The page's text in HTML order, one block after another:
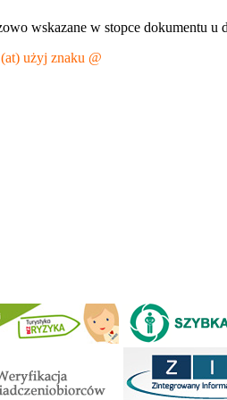
wskazane w stopce dokumentu u
użyj znaku @